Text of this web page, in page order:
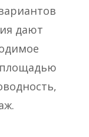
дают
площадью